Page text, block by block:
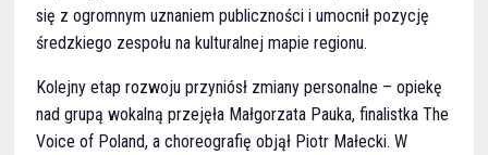
się z ogromnym uznaniem publiczności i umocnił pozycję
średzkiego zespołu na kulturalnej mapie regionu.
Kolejny etap rozwoju przyniósł zmiany personalne – opiekę
nad grupą wokalną przejęła Małgorzata Pauka, finalistka The
Voice of Poland, a choreografię objął Piotr Małecki. W